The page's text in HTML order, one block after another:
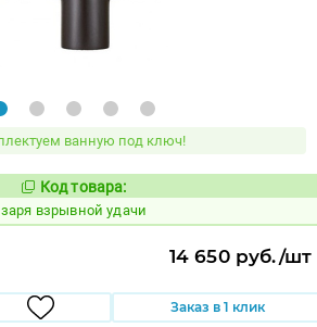
ванную под ключ!
Код:
423735
Код товара:
заря взрывной удачи
14 650 руб./шт
Заказ в 1 клик